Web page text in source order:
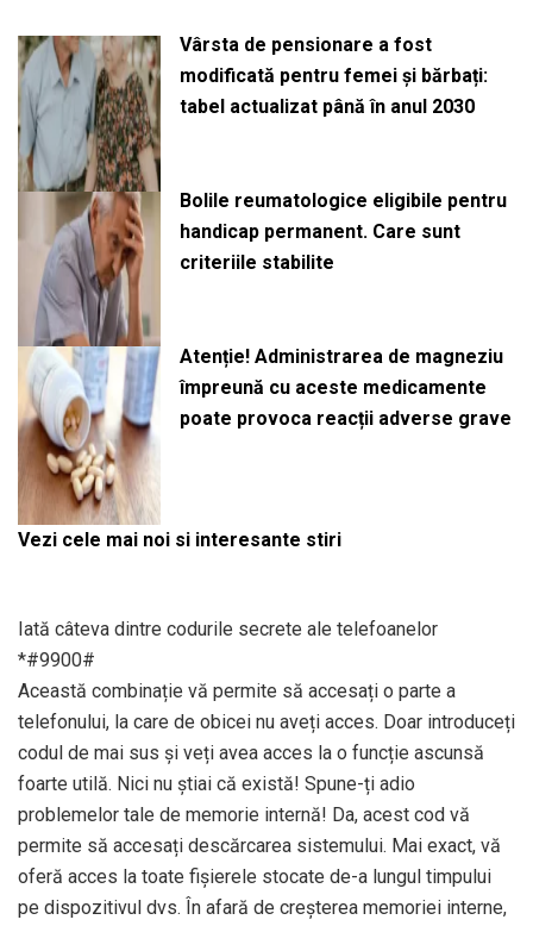
Vârsta de pensionare a fost
modificată pentru femei și bărbați:
tabel actualizat până în anul 2030
Bolile reumatologice eligibile pentru
handicap permanent. Care sunt
criteriile stabilite
Atenție! Administrarea de magneziu
împreună cu aceste medicamente
poate provoca reacții adverse grave
Vezi cele mai noi si interesante stiri
Iată câteva dintre codurile secrete ale telefoanelor
*#9900#
Această combinație vă permite să accesați o parte a
telefonului, la care de obicei nu aveți acces. Doar introduceți
codul de mai sus și veți avea acces la o funcție ascunsă
foarte utilă. Nici nu știai că există! Spune-ți adio
problemelor tale de memorie internă! Da, acest cod vă
permite să accesați descărcarea sistemului. Mai exact, vă
oferă acces la toate fișierele stocate de-a lungul timpului
pe dispozitivul dvs. În afară de creșterea memoriei interne,